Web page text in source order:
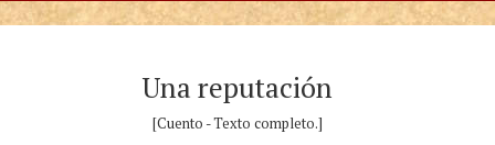
Una reputación
[Cuento - Texto completo.]